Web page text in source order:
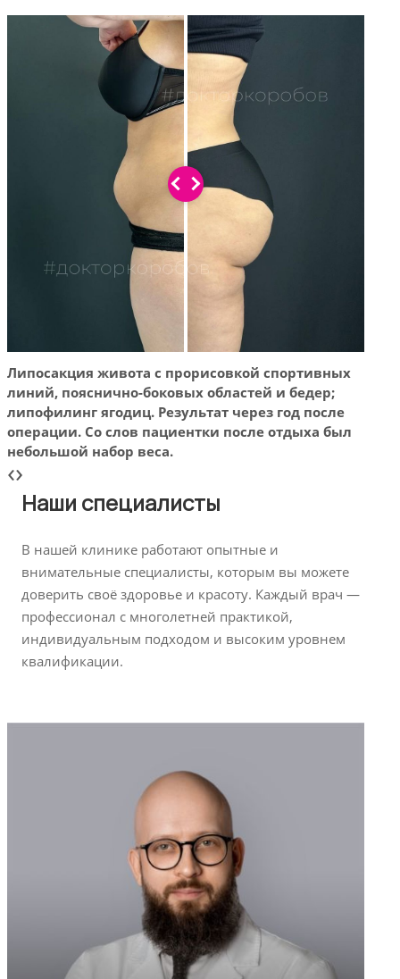
Липосакция живота с прорисовкой спортивных
линий, пояснично-боковых областей и бедер;
липофилинг ягодиц. Результат через год после
операции. Со слов пациентки после отдыха был
небольшой набор веса.
‹›
Наши специалисты
В нашей клинике работают опытные и
внимательные специалисты, которым вы можете
доверить своё здоровье и красоту. Каждый врач —
профессионал с многолетней практикой,
индивидуальным подходом и высоким уровнем
квалификации.